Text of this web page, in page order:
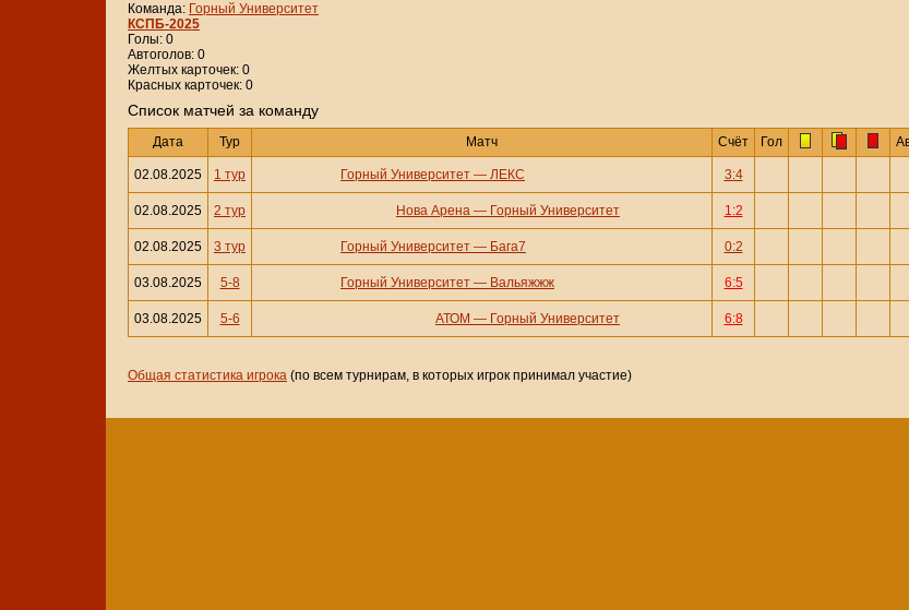
Команда: Горный Университет
КСПБ-2025
Голы: 0
Автоголов: 0
Желтых карточек: 0
Красных карточек: 0
Cписок матчей за команду
Дата Тур Матч Счёт Гол
02.08.2025 1 тур Горный Университет — ЛЕКС 3:4
02.08.2025 2 тур Нова Арена — Горный Университет 1:2
02.08.2025 3 тур Горный Университет — Бага7 0:2
03.08.2025 5-8 Горный Университет — Вальяжжж 6:5
03.08.2025 5-6 АТОМ — Горный Университет 6:8
Общая статистика игрока (по всем турнирам, в которых игрок принимал участие)